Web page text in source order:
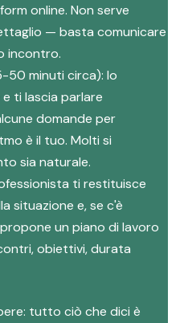
online. Non serve
— basta comunicare
incontro.
50 minuti circa): lo
ti lascia parlare
domande per
è il tuo. Molti si
sia naturale.
ti restituisce
situazione e, se c'è
un piano di lavoro
obiettivi, durata
tutto ciò che dici è